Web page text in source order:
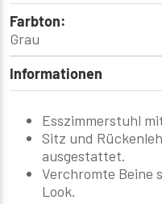
Farbton:
Grau
Informationen
Esszimmerstuhl
Sitz und
ausgestattet.
Verchromte Beine
Look.